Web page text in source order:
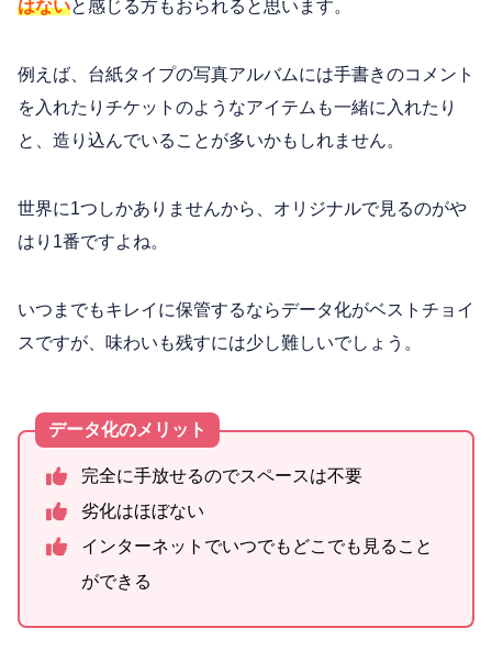
はないと感じる方もおられると思います。
例えば、台紙タイプの写真アルバムには手書きのコメント
を入れたりチケットのようなアイテムも一緒に入れたり
と、造り込んでいることが多いかもしれません。
世界に1つしかありませんから、オリジナルで見るのがや
はり1番ですよね。
いつまでもキレイに保管するならデータ化がベストチョイ
スですが、味わいも残すには少し難しいでしょう。
データ化のメリット
完全に手放せるのでスペースは不要
劣化はほぼない
インターネットでいつでもどこでも見ること
ができる